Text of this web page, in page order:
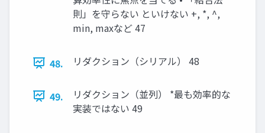
則」を守らない といけない +, *, ^,
min, maxなど 47
48. リダクション（シリアル） 48
49.
リダクション（並列） *最も効率的な
実装ではない 49